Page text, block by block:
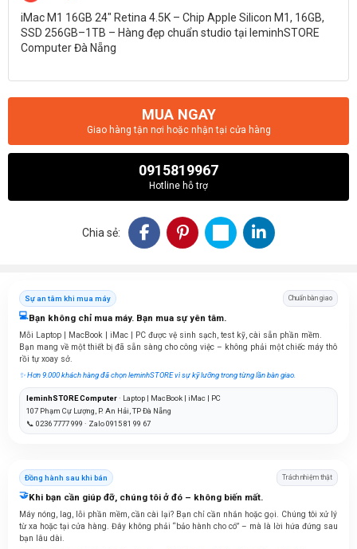
iMac M1 16GB 24" Retina 4.5K – Chip Apple Silicon M1, 16GB,
SSD 256GB–1TB – Hàng đẹp chuẩn studio tại leminhSTORE
Computer Đà Nẵng
MUA NGAY
Giao hàng tận nơi hoặc nhận tại cửa hàng
0915819967
Hotline hỗ trợ
Chia sẻ:
Sự an tâm khi mua máy Chuẩn bàn giao
💻Bạn không chỉ mua máy. Bạn mua sự yên tâm.
Mỗi Laptop | MacBook | iMac | PC được vệ sinh sạch, test kỹ, cài sẵn phần mềm.
Bạn mang về một thiết bị đã sẵn sàng cho công việc – không phải một chiếc máy thô
rồi tự xoay sở.
✨ Hơn 9.000 khách hàng đã chọn leminhSTORE vì sự kỹ lưỡng trong từng lần bàn giao.
leminhSTORE Computer· Laptop | MacBook | iMac | PC
107 Phạm Cự Lượng, P. An Hải, TP Đà Nẵng
📞 0236 7777 999 · Zalo 0915 81 99 67
Đồng hành sau khi bán Trách nhiệm thật
🤝Khi bạn cần giúp đỡ, chúng tôi ở đó – không biến mất.
Máy nóng, lag, lỗi phần mềm, cần cài lại? Bạn chỉ cần nhắn hoặc gọi. Chúng tôi xử lý
từ xa hoặc tại cửa hàng. Đây không phải “bảo hành cho có” – mà là lời hứa đứng sau
bạn lâu dài.